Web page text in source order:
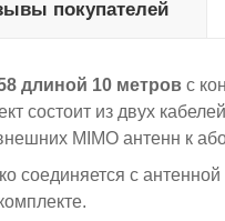
длиной 10 метров с
состоит из двух
MIMO антенн к
соединяется с
покупателей